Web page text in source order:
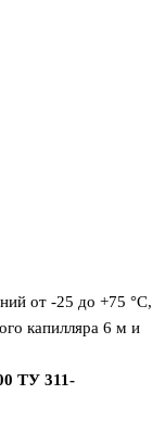
от -25 до +75 °С,
капилляра 6 м и
ТУ 311-